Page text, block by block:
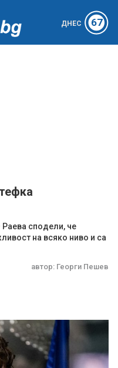
ДНЕС 67
сподели, че
на всяко ниво и са
автор: Георги Пешев